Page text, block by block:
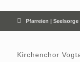
Pfarreien | Seelsorge
Kirchenchor